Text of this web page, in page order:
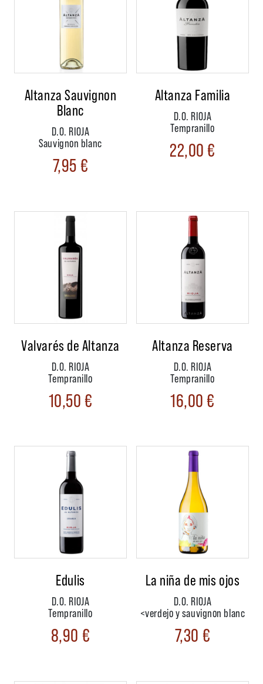
Altanza Sauvignon
Blanc
D.O. RIOJA
Sauvignon blanc
7,95€
Altanza Familia
D.O. RIOJA
Tempranillo
22,00€
Valvarés de Altanza
D.O. RIOJA
Tempranillo
10,50€
Altanza Reserva
D.O. RIOJA
Tempranillo
16,00€
Edulis
D.O. RIOJA
Tempranillo
8,90 €
La niña de mis ojos
D.O. RIOJA
<verdejo y sauvignon blanc
7,30 €